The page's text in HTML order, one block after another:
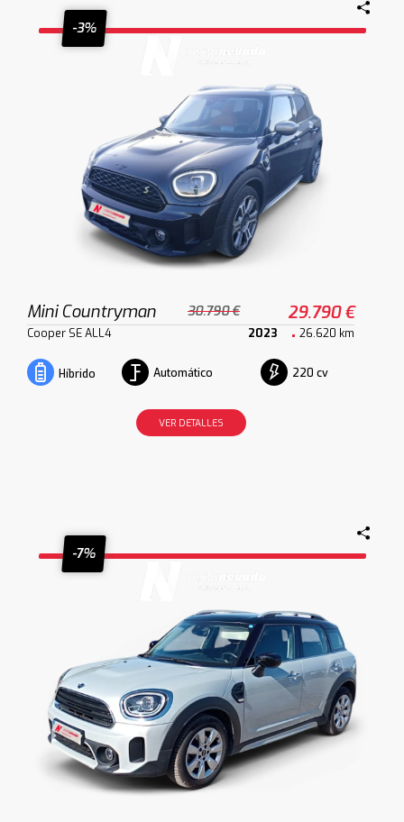
-3%
Mini Countryman 30.790 € 29.790 €
Cooper SE ALL4 2023 26.620 km
Híbrido Automático 220 cv
VER DETALLES
-7%